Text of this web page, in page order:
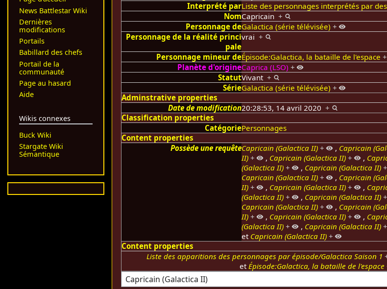
Interprété parListe des personnages interprétés par
NomCapricain+
Personnage deGalactica (série télévisée) +
Personnage de la réalité princi
pale
vrai+
Personnage mineur deÉpisode:Galactica, la bataille de l'espace +
Planète d'origineCaprica (LSO) +
StatutVivant+
SérieGalactica (série télévisée) +
Adminstrative properties
Date de modification20:28:53, 14 avril 2020 +
Classification properties
CatégoriePersonnages
Content properties
Possède une requêteCapricain (Galactica II) + , Capricain
II) + , Capricain (Galactica II) + ,
(Galactica II) + , Capricain (Galactica II) +
Capricain (Galactica II) + , Capricain
II) + , Capricain (Galactica II) + ,
(Galactica II) + , Capricain (Galactica II) +
Capricain (Galactica II) + , Capricain
II) + , Capricain (Galactica II) + ,
(Galactica II) + , Capricain (Galactica II) +
et Capricain (Galactica II) +
Content properties
Liste des apparitions des personnages par épisode/Galactica Saison 1
et Épisode:Galactica, la bataille de l'espace
News Battlestar Wiki
Dernières
modifications
Portails
Babillard des chefs
Portail de la
communauté
Page au hasard
Aide
Wikis connexes
Buck Wiki
Stargate Wiki
Sémantique